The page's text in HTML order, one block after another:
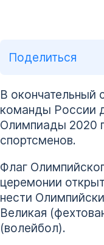
Поделиться
В окончательный
команды России
Олимпиады 2020
спортсменов.
Флаг
церемонии
нести
Великая
(волейбол).